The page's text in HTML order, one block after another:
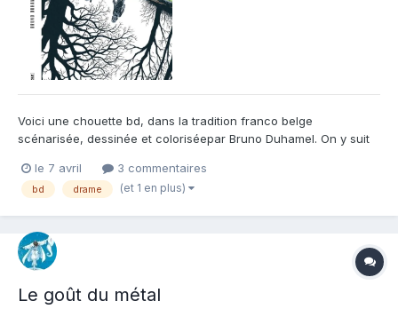
Voici une chouette bd, dans la tradition franco belge
scénarisée, dessinée et coloriséepar Bruno Duhamel. On y suit
par la passion dévorante des chasseurs/pilleurs de trésors. Des
destins s'entrecroisent dans cette histoire qui nous entra...
le 7 avril 3 commentaires
bd drame (et 1 en plus)
Le goût du métal